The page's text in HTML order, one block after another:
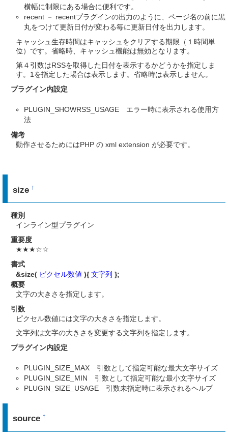
横幅に制限にある場合に便利です。
recent － recentプラグインの出力のように、ページ名の前に黒
丸をつけて更新日付が変わる毎に更新日付を出力します。
キャッシュ生存時間はキャッシュをクリアする期限（１時間単
位）です。省略時、キャッシュ機能は無効となります。
第４引数はRSSを取得した日付を表示するかどうかを指定しま
す。1を指定した場合は表示します。省略時は表示しません。
プラグイン内設定
PLUGIN_SHOWRSS_USAGE エラー時に表示される使用方
法
備考
動作させるためにはPHP の xml extension が必要です。
size†
種別
インライン型プラグイン
重要度
★★★☆☆
書式
&size( ピクセル数値 ){ 文字列 };
概要
文字の大きさを指定します。
引数
ピクセル数値には文字の大きさを指定します。
文字列は文字の大きさを変更する文字列を指定します。
プラグイン内設定
PLUGIN_SIZE_MAX 引数として指定可能な最大文字サイズ
PLUGIN_SIZE_MIN 引数として指定可能な最小文字サイズ
PLUGIN_SIZE_USAGE 引数未指定時に表示されるヘルプ
source†